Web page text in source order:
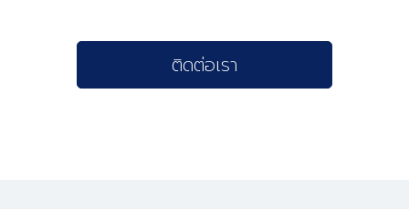
ติดต่อเรา